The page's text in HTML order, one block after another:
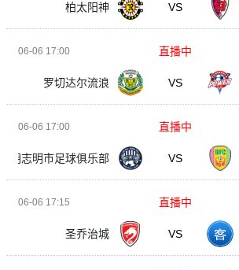
柏太阳神 VS
06-06 17:00
罗切达尔流浪 VS
直播中
06-06 17:00
胡志明市足球俱乐部 VS
直播中
06-06 17:15
圣乔治城 VS
直播中